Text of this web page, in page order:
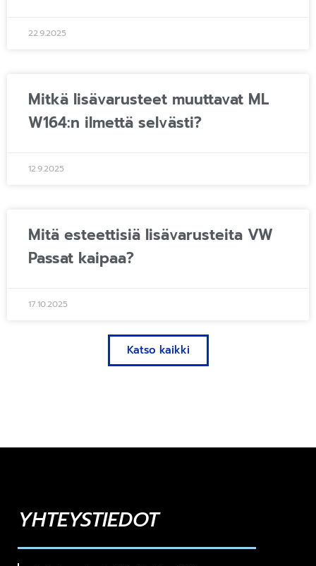
22.9.2025
Mitkä lisävarusteet muuttavat ML
W164:n ilmettä selvästi?
12.9.2025
Mitä esteettisiä lisävarusteita VW
Passat kaipaa?
17.10.2025
Katso kaikki
YHTEYSTIEDOT